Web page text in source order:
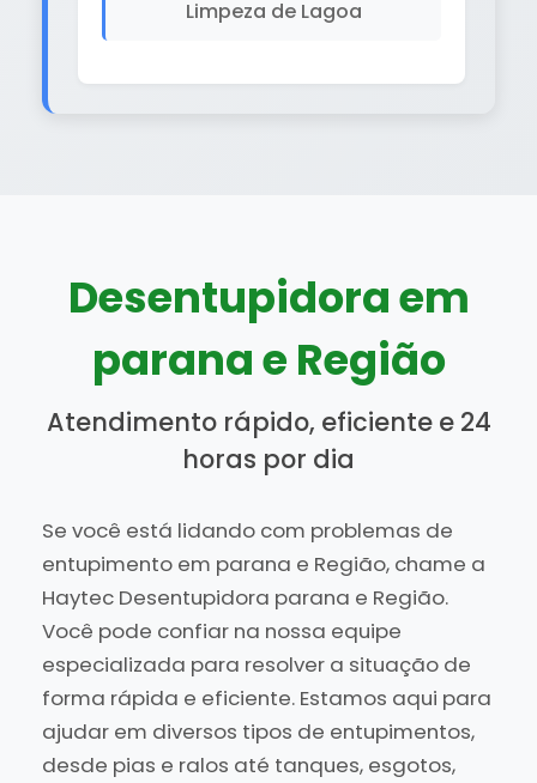
Limpeza de Lagoa
Desentupidora em
parana e Região
Atendimento rápido, eficiente e 24
horas por dia
Se você está lidando com problemas de
entupimento em parana e Região, chame a
Haytec Desentupidora parana e Região.
Você pode confiar na nossa equipe
especializada para resolver a situação de
forma rápida e eficiente. Estamos aqui para
ajudar em diversos tipos de entupimentos,
desde pias e ralos até tanques, esgotos,